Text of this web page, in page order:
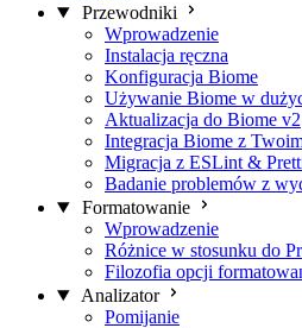
Przewodniki
Wprowadzenie
Instalacja ręczna
Konfiguracja Biome
Używanie Biome w
Aktualizacja do Biome v2
Integracja Biome z
Migracja z ESLint &
Badanie problemów z
Formatowanie
Wprowadzenie
Różnice w stosunku do
Filozofia opcji
Analizator
Pomijanie